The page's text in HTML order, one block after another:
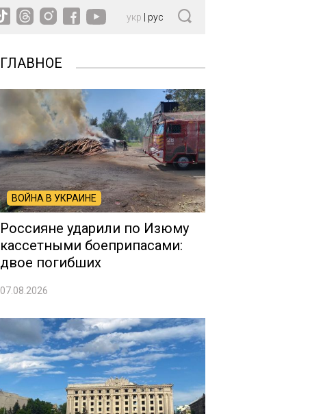
укр рус
ГЛАВНОЕ
ВОЙНА В УКРАИНЕ
Россияне ударили по Изюму
кассетными боеприпасами:
двое погибших
07.08.2026